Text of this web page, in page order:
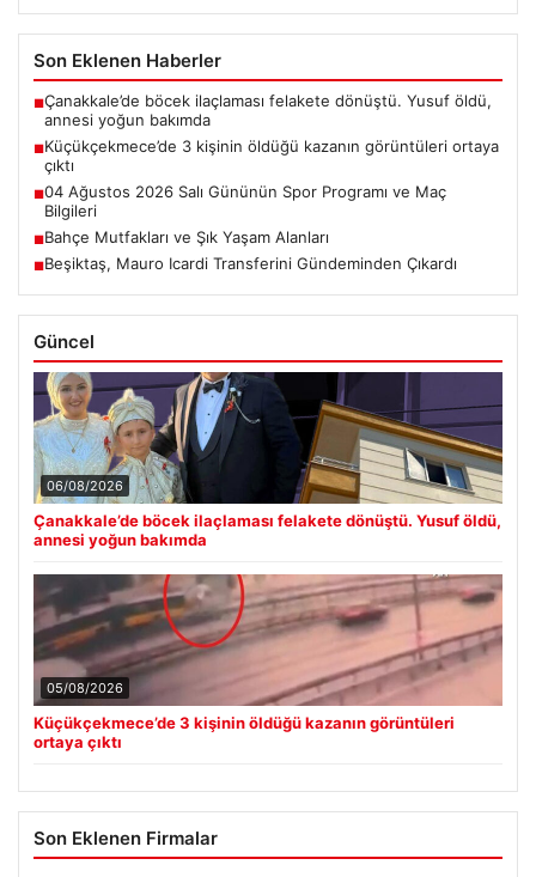
Son Eklenen Haberler
■Çanakkale’de böcek ilaçlaması felakete dönüştü. Yusuf öldü,
annesi yoğun bakımda
■Küçükçekmece’de 3 kişinin öldüğü kazanın görüntüleri ortaya
çıktı
■04 Ağustos 2026 Salı Gününün Spor Programı ve Maç
Bilgileri
■Bahçe Mutfakları ve Şık Yaşam Alanları
■Beşiktaş, Mauro Icardi Transferini Gündeminden Çıkardı
Güncel
06/08/2026
Çanakkale’de böcek ilaçlaması felakete dönüştü. Yusuf öldü,
annesi yoğun bakımda
05/08/2026
Küçükçekmece’de 3 kişinin öldüğü kazanın görüntüleri
ortaya çıktı
Son Eklenen Firmalar